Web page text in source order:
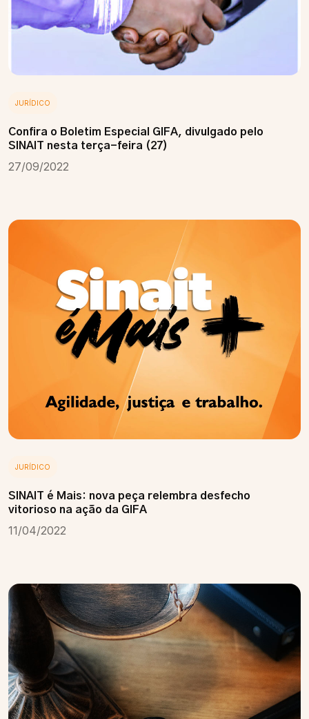
JURÍDICO
Confira o Boletim Especial GIFA, divulgado pelo
SINAIT nesta terça-feira (27)
27/09/2022
JURÍDICO
SINAIT é Mais: nova peça relembra desfecho
vitorioso na ação da GIFA
11/04/2022